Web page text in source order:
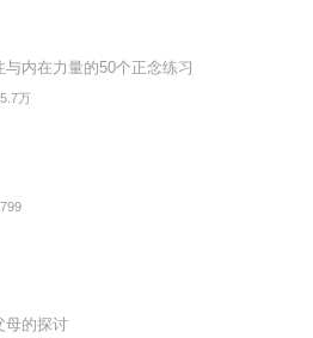
内在力量的50个正念练习
5.7万
799
母的探讨